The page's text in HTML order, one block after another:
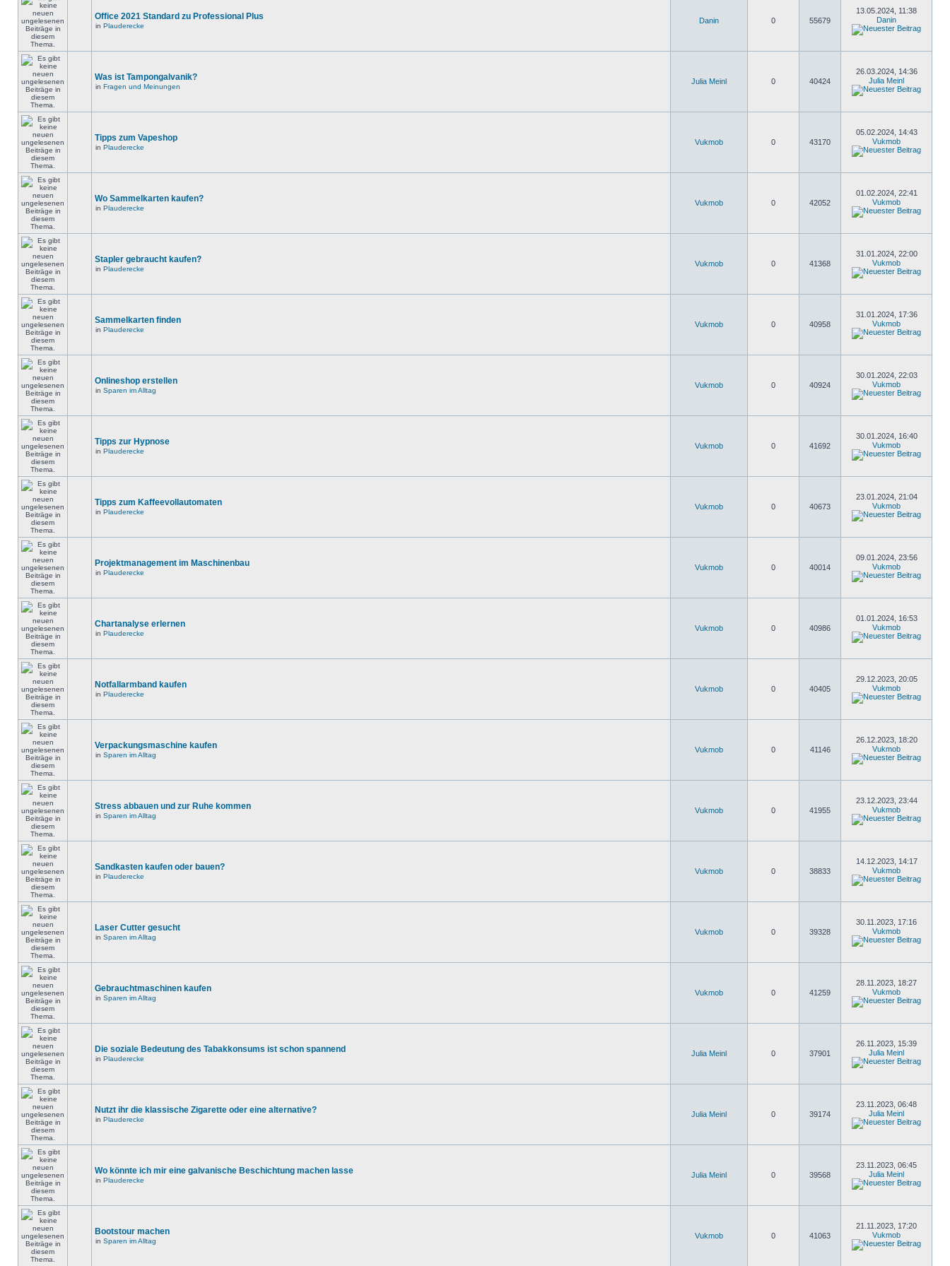
Office 2021 Standard zu Professional Plus
in Plauderecke
Danin 0 55679
13.05.2024, 11:38
Danin
Was ist Tampongalvanik?
in Fragen und Meinungen
Julia Meinl 0 40424
26.03.2024, 14:36
Julia Meinl
Tipps zum Vapeshop
in Plauderecke
Vukmob 0 43170
05.02.2024, 14:43
Vukmob
Wo Sammelkarten kaufen?
in Plauderecke
Vukmob 0 42052
01.02.2024, 22:41
Vukmob
Stapler gebraucht kaufen?
in Plauderecke
Vukmob 0 41368
31.01.2024, 22:00
Vukmob
Sammelkarten finden
in Plauderecke
Vukmob 0 40958
31.01.2024, 17:36
Vukmob
Onlineshop erstellen
in Sparen im Alltag
Vukmob 0 40924
30.01.2024, 22:03
Vukmob
Tipps zur Hypnose
in Plauderecke
Vukmob 0 41692
30.01.2024, 16:40
Vukmob
Tipps zum Kaffeevollautomaten
in Plauderecke
Vukmob 0 40673
23.01.2024, 21:04
Vukmob
Projektmanagement im Maschinenbau
in Plauderecke
Vukmob 0 40014
09.01.2024, 23:56
Vukmob
Chartanalyse erlernen
in Plauderecke
Vukmob 0 40986
01.01.2024, 16:53
Vukmob
Notfallarmband kaufen
in Plauderecke
Vukmob 0 40405
29.12.2023, 20:05
Vukmob
Verpackungsmaschine kaufen
in Sparen im Alltag
Vukmob 0 41146
26.12.2023, 18:20
Vukmob
Stress abbauen und zur Ruhe kommen
in Sparen im Alltag
Vukmob 0 41955
23.12.2023, 23:44
Vukmob
Sandkasten kaufen oder bauen?
in Plauderecke
Vukmob 0 38833
14.12.2023, 14:17
Vukmob
Laser Cutter gesucht
in Sparen im Alltag
Vukmob 0 39328
30.11.2023, 17:16
Vukmob
Gebrauchtmaschinen kaufen
in Sparen im Alltag
Vukmob 0 41259
28.11.2023, 18:27
Vukmob
Die soziale Bedeutung des Tabakkonsums ist schon spannend
in Plauderecke
Julia Meinl 0 37901
26.11.2023, 15:39
Julia Meinl
Nutzt ihr die klassische Zigarette oder eine alternative?
in Plauderecke
Julia Meinl 0 39174
23.11.2023, 06:48
Julia Meinl
Wo könnte ich mir eine galvanische Beschichtung machen lasse
in Plauderecke
Julia Meinl 0 39568
23.11.2023, 06:45
Julia Meinl
Bootstour machen
in Sparen im Alltag
Vukmob 0 41063
21.11.2023, 17:20
Vukmob